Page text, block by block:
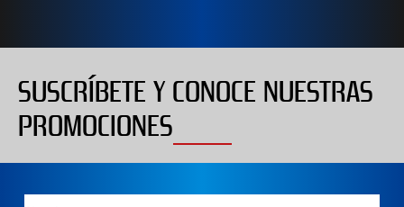
SUSCRÍBETE Y CONOCE NUESTRAS
PROMOCIONES